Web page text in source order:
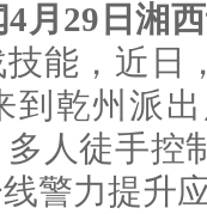
月29日湘
能，近日
到乾州派
人徒手控
警力提升